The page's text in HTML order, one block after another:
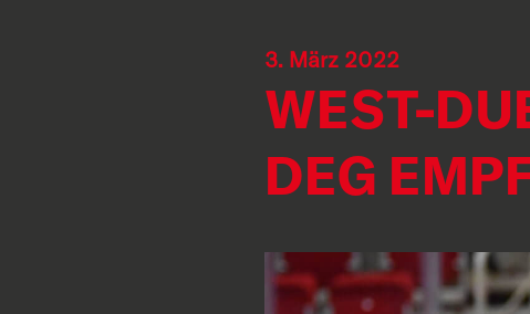
3. März 2022
WEST-
DEG